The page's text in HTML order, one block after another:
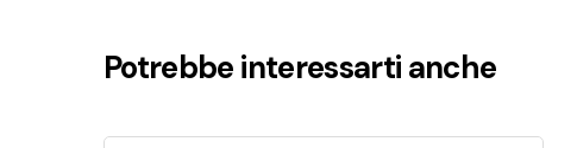
Potrebbe interessarti anche